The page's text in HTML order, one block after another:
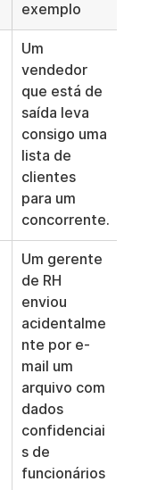
exemplo
Um
vendedor
que está de
saída leva
consigo uma
lista de
clientes
para um
concorrente.
Um gerente
de RH
enviou
acidentalme
nte por e-
mail um
arquivo com
dados
confidenciai
s de
funcionários